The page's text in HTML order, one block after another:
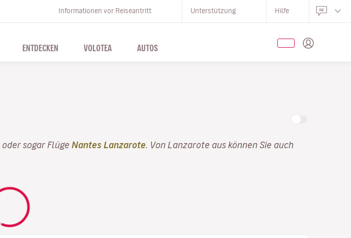
Informationen vor Reiseantritt Unterstützung Hilfe
ENTDECKEN VOLOTEA AUTOS
oder sogar Flüge Nantes Lanzarote . Von Lanzarote aus können Sie auch